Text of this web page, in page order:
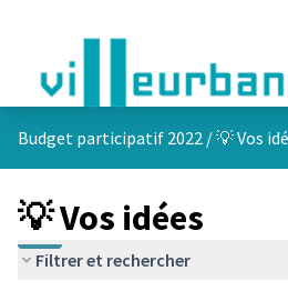
Budget participatif 2022 /💡 Vos
💡 Vos idées
Filtrer et rechercher